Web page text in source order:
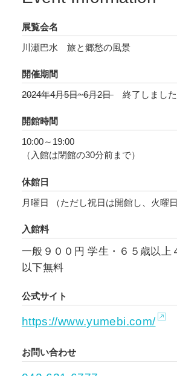
な技術の活用を求めました。
そして新たな色彩や表現に挑み
本展では、季節や天候、時の移
現し「旅情詩人」とも呼ばれた
としての生涯を、初期から晩年
作品とともに紹介します。
まとめて観る機会の少ない連作
含め150点あまりを展示し、叙
へと誘います。
展覧会名
川瀬巴水 旅と郷愁の風景
開催期間
2024年4月5日~6月2日
終了しました
開館時間
10:00～19:00
（入館は閉館の30分前まで）
休館日
月曜日 （ただし祝日は開館し、火曜日
入館料
一般９００円 学生・６５歳以上
以下無料
公式サイト
https://www.yumebi.com/
お問い合わせ